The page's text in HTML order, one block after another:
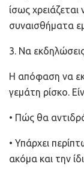
ίσως
συναισθήματα
3. Να
Η απόφαση να
γεμάτη ρίσκο.
• Πώς θα
• Υπάρχει
ακόμα και την